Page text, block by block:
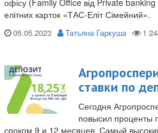
офісу (Family Office від Private
елітних карток «ТАС-Еліт Сімейний».
05.05.2023 Татьяна Гаркуша
ставки по
Сегодня
повысил проценты
сроком 9 и 12 месяцев. Самый